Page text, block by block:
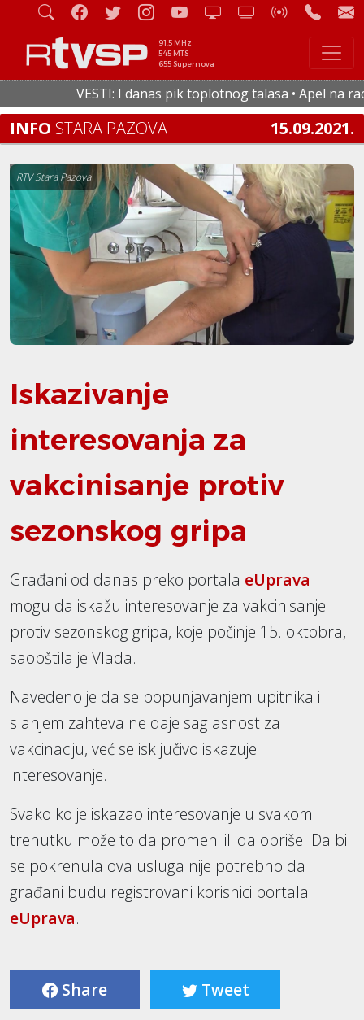
91.5 MHz
545 MTS
655 Supernova
VESTI: I danas pik toplotnog talasa • Apel na
INFO STARA PAZOVA 15.09.2021.
RTV Stara Pazova
Iskazivanje
interesovanja za
vakcinisanje protiv
sezonskog gripa
Građani od danas preko portala eUprava
mogu da iskažu interesovanje za vakcinisanje
protiv sezonskog gripa, koje počinje 15. oktobra,
saopštila je Vlada.
Navedeno je da se popunjavanjem upitnika i
slanjem zahteva ne daje saglasnost za
vakcinaciju, već se isključivo iskazuje
interesovanje.
Svako ko je iskazao interesovanje u svakom
trenutku može to da promeni ili da obriše. Da bi
se pokrenula ova usluga nije potrebno da
građani budu registrovani korisnici portala
eUprava.
Share Tweet